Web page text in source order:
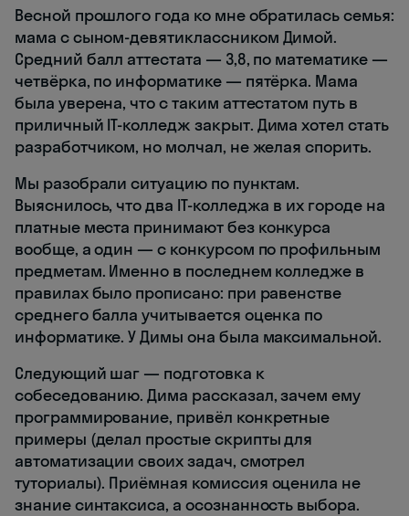
Весной прошлого года ко мне обратилась семья:
мама с сыном-девятиклассником Димой.
Средний балл аттестата — 3,8, по математике —
четвёрка, по информатике — пятёрка. Мама
была уверена, что с таким аттестатом путь в
приличный IT-колледж закрыт. Дима хотел стать
разработчиком, но молчал, не желая спорить.
Мы разобрали ситуацию по пунктам.
Выяснилось, что два IT-колледжа в их городе на
платные места принимают без конкурса
вообще, а один — с конкурсом по профильным
предметам. Именно в последнем колледже в
правилах было прописано: при равенстве
среднего балла учитывается оценка по
информатике. У Димы она была максимальной.
Следующий шаг — подготовка к
собеседованию. Дима рассказал, зачем ему
программирование, привёл конкретные
примеры (делал простые скрипты для
автоматизации своих задач, смотрел
туториалы). Приёмная комиссия оценила не
знание синтаксиса, а осознанность выбора.